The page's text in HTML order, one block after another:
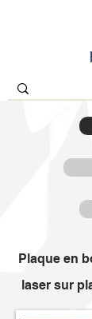
Plaque en
laser sur